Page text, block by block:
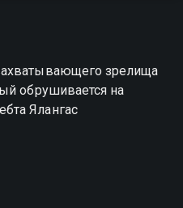
зрелища
обрушивается на
Ялангас